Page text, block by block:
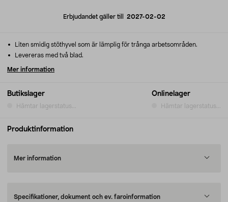
Erbjudandet gäller till 2027-02-02
Butikslager
Hämtar lagerstatus...
Onlinelager
Hämtar lagerstatus...
Liten smidig stöthyvel som är lämplig för trånga arbetsområden.
Levereras med två blad.
Mer information
Produktinformation
Mer information
Specifikationer, dokument och ev. faroinformation